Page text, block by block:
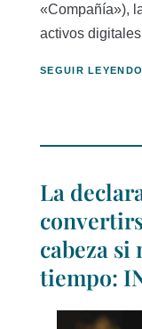
«Compañía»),
activos
SEGUIR LEYENDO
La
cabeza si
tiempo: